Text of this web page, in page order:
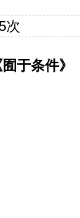
次
囿于条件》